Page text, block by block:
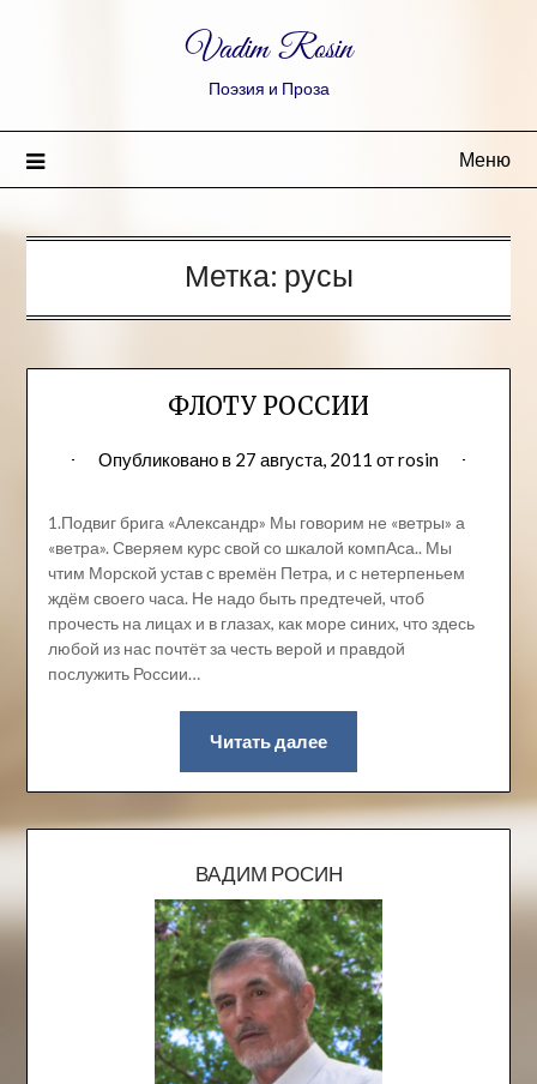
Vadim Rosin
Поэзия и Проза
Меню
Метка: русы
ФЛОТУ РОССИИ
Опубликовано в 27 августа, 2011 отrosin
1.Подвиг брига «Александр» Мы говорим не «ветры» а
«ветра». Сверяем курс свой со шкалой компАса.. Мы
чтим Морской устав с времён Петра, и с нетерпеньем
ждём своего часа. Не надо быть предтечей, чтоб
прочесть на лицах и в глазах, как море синих, что здесь
любой из нас почтёт за честь верой и правдой
послужить России…
Читать далее
ВАДИМ РОСИН